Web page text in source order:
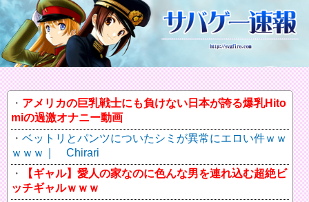
アメリカの巨乳戦士にも負けない日本が誇る爆乳Hito
miの過激オナニー動画
ベットリとパンツについたシミが異常にエロい件ｗｗ
ｗｗｗ｜ Chirari
【ギャル】愛人の家なのに色んな男を連れ込む超絶ビ
ッチギャルｗｗｗ